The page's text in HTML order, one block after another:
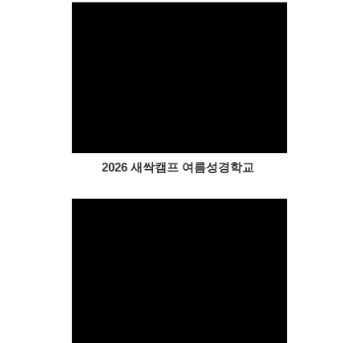
2026 새싹캠프 여름성경학교